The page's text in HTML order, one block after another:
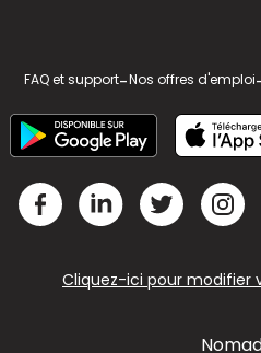
FAQ et support-Nos offres d'emploi
Cliquez-ici pour modifier